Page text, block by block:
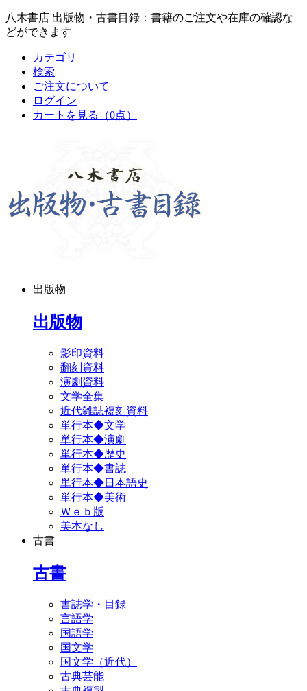
八木書店 出版物・古書目録：書籍のご注文や在庫の確認な
どができます
カテゴリ
検索
ご注文について
ログイン
カートを見る
（0点）
出版物
出版物
影印資料
翻刻資料
演劇資料
文学全集
近代雑誌複刻資料
単行本◆文学
単行本◆演劇
単行本◆歴史
単行本◆書誌
単行本◆日本語史
単行本◆美術
Ｗｅｂ版
美本なし
古書
古書
書誌学・目録
言語学
国語学
国文学
国文学（近代）
古典芸能